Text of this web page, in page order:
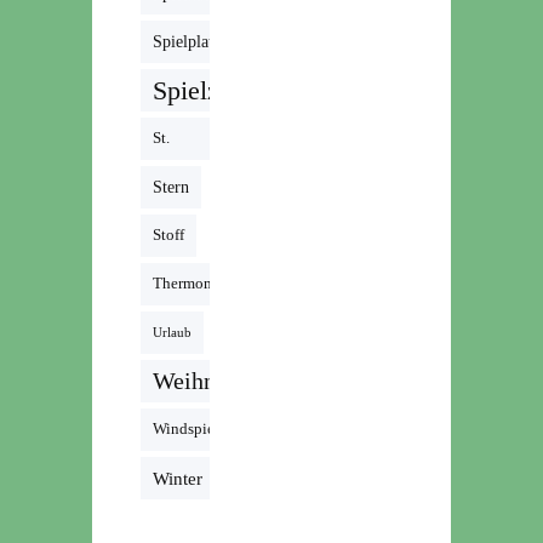
Spielplatz
Spielzeug
St.
Martin
Stern
Stoff
Thermomix
Urlaub
Weihnachten
Windspiel
Winter